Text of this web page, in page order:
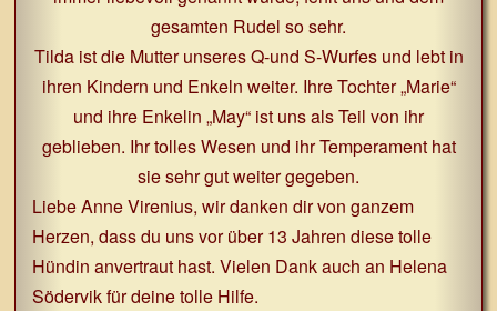
gesamten Rudel so sehr.
Tilda ist die Mutter unseres Q-und S-Wurfes und lebt in
ihren Kindern und Enkeln weiter. Ihre Tochter „Marie“
und ihre Enkelin „May“ ist uns als Teil von ihr
geblieben. Ihr tolles Wesen und ihr Temperament hat
sie sehr gut weiter gegeben.
LiebeAnne Virenius, wir danken dir von ganzem
Herzen, dass du uns vor über 13 Jahren diese tolle
Hündin anvertraut hast. Vielen Dank auch an Helena
Södervikfür deine tolle Hilfe.